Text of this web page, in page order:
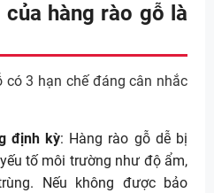
hàng rào gỗ là
có 3 hạn chế đáng cân nhắc
định kỳ: Hàng rào gỗ dễ bị
tố môi trường như độ ẩm,
Nếu không được bảo